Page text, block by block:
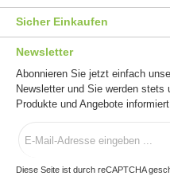
Sicher Einkaufen
Newsletter
Abonnieren Sie jetzt einfach
Newsletter und Sie werden
Produkte und Angebote
Mail-
Diese Seite ist durch reCAPTCHA